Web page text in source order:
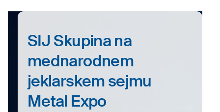
SIJ Skupina na
mednarodnem
jeklarskem sejmu
Metal Expo